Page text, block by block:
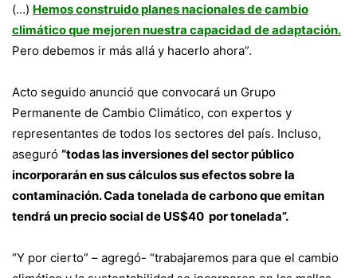
(…) Hemos construido planes nacionales de cambio
climático que mejoren nuestra capacidad de adaptación.
Pero debemos ir más allá y hacerlo ahora”.
Acto seguido anunció que convocará un Grupo
Permanente de Cambio Climático, con expertos y
representantes de todos los sectores del país. Incluso,
aseguró “todas las inversiones del sector público
incorporarán en sus cálculos sus efectos sobre la
contaminación. Cada tonelada de carbono que emitan
tendrá un precio social de US$40 por tonelada”.
“Y por cierto” – agregó- “trabajaremos para que el cambio